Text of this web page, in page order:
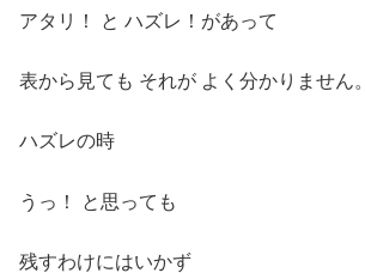
アタリ！ と ハズレ！があって
表から見ても それが よく分かりません。
ハズレの時
うっ！ と思っても
残すわけにはいかず